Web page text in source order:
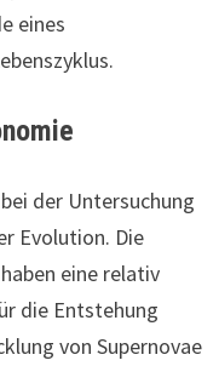
eines
der Untersuchung
Evolution. Die
eine relativ
die Entstehung
von Supernovae